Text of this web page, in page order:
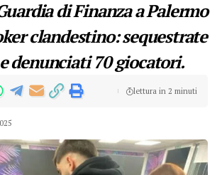
di Finanza a Palermo
clandestino: sequestrate
denunciati 70 giocatori.
lettura in 2 minuti